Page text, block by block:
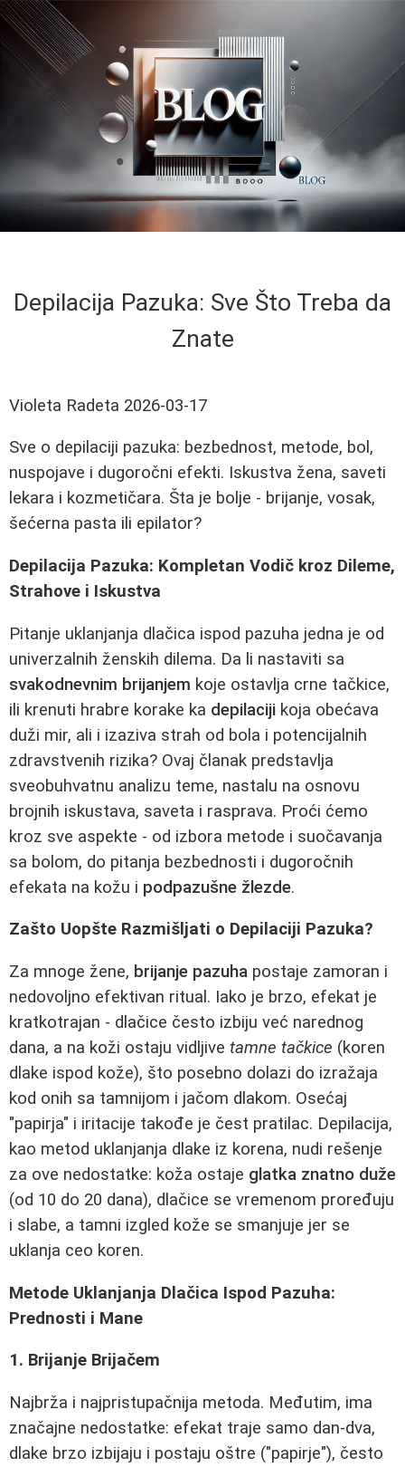
Depilacija Pazuka: Sve Što Treba da
Znate
Violeta Radeta 2026-03-17
Sve o depilaciji pazuka: bezbednost, metode, bol,
nuspojave i dugoročni efekti. Iskustva žena, saveti
lekara i kozmetičara. Šta je bolje - brijanje, vosak,
šećerna pasta ili epilator?
Depilacija Pazuka: Kompletan Vodič kroz Dileme,
Strahove i Iskustva
Pitanje uklanjanja dlačica ispod pazuha jedna je od
univerzalnih ženskih dilema. Da li nastaviti sa
svakodnevnim brijanjem koje ostavlja crne tačkice,
ili krenuti hrabre korake ka depilaciji koja obećava
duži mir, ali i izaziva strah od bola i potencijalnih
zdravstvenih rizika? Ovaj članak predstavlja
sveobuhvatnu analizu teme, nastalu na osnovu
brojnih iskustava, saveta i rasprava. Proći ćemo
kroz sve aspekte - od izbora metode i suočavanja
sa bolom, do pitanja bezbednosti i dugoročnih
efekata na kožu i podpazušne žlezde.
Zašto Uopšte Razmišljati o Depilaciji Pazuka?
Za mnoge žene, brijanje pazuha postaje zamoran i
nedovoljno efektivan ritual. Iako je brzo, efekat je
kratkotrajan - dlačice često izbiju već narednog
dana, a na koži ostaju vidljive tamne tačkice (koren
dlake ispod kože), što posebno dolazi do izražaja
kod onih sa tamnijom i jačom dlakom. Osećaj
"papirja" i iritacije takođe je čest pratilac. Depilacija,
kao metod uklanjanja dlake iz korena, nudi rešenje
za ove nedostatke: koža ostaje glatka znatno duže
(od 10 do 20 dana), dlačice se vremenom proređuju
i slabe, a tamni izgled kože se smanjuje jer se
uklanja ceo koren.
Metode Uklanjanja Dlačica Ispod Pazuha:
Prednosti i Mane
1. Brijanje Brijačem
Najbrža i najpristupačnija metoda. Međutim, ima
značajne nedostatke: efekat traje samo dan-dva,
dlake brzo izbijaju i postaju oštre ("papirje"), često